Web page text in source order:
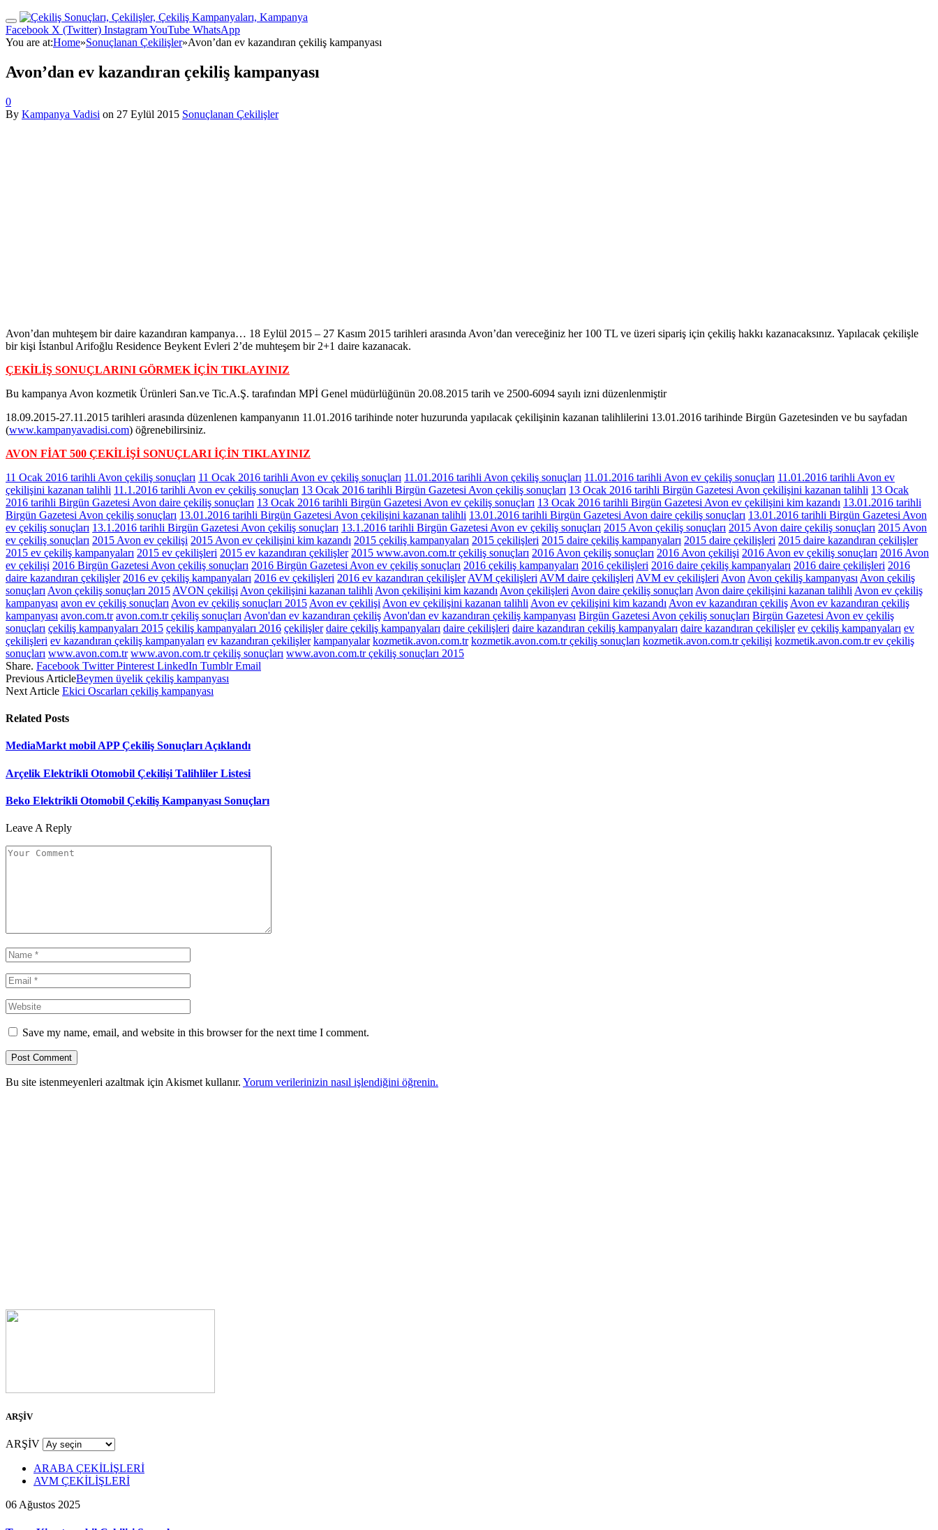
Facebook X (Twitter) InstagramYouTube WhatsApp
You are at:Home»Sonuçlanan Çekilişler»Avon’dan ev kazandıran çekiliş kampanyası
Avon’dan ev kazandıran çekiliş kampanyası
0
By Kampanya Vadisi on 27 Eylül 2015 Sonuçlanan Çekilişler
Avon’dan muhteşem bir daire kazandıran kampanya… 18 Eylül 2015 – 27 Kasım 2015 tarihleri arasında Avon’dan vereceğiniz her 100 TL ve üzeri sipariş için çekiliş hakkı kazanacaksınız. Yapılacak çekilişle
bir kişi İstanbul Arifoğlu Residence Beykent Evleri 2’de muhteşem bir 2+1 daire kazanacak.
ÇEKİLİŞ SONUÇLARINI GÖRMEK İÇİN TIKLAYINIZ
Bu kampanya Avon kozmetik Ürünleri San.ve Tic.A.Ş. tarafından MPİ Genel müdürlüğünün 20.08.2015 tarih ve 2500-6094 sayılı izni düzenlenmiştir
18.09.2015-27.11.2015 tarihleri arasında düzenlenen kampanyanın 11.01.2016 tarihinde noter huzurunda yapılacak çekilişinin kazanan talihlilerini 13.01.2016 tarihinde Birgün Gazetesinden ve bu sayfadan
(www.kampanyavadisi.com) öğrenebilirsiniz.
AVON FİAT 500 ÇEKİLİŞİ SONUÇLARI İÇİN TIKLAYINIZ
11 Ocak 2016 tarihli Avon çekiliş sonuçları 11 Ocak 2016 tarihli Avon ev çekiliş sonuçları 11.01.2016 tarihli Avon çekiliş sonuçları 11.01.2016 tarihli Avon ev çekiliş sonuçları 11.01.2016 tarihli Avon ev
çekilişini kazanan talihli 11.1.2016 tarihli Avon ev çekiliş sonuçları 13 Ocak 2016 tarihli Birgün Gazetesi Avon çekiliş sonuçları 13 Ocak 2016 tarihli Birgün Gazetesi Avon çekilişini kazanan talihli 13 Ocak
2016 tarihli Birgün Gazetesi Avon daire çekiliş sonuçları 13 Ocak 2016 tarihli Birgün Gazetesi Avon ev çekiliş sonuçları 13 Ocak 2016 tarihli Birgün Gazetesi Avon ev çekilişini kim kazandı 13.01.2016 tarihli
Birgün Gazetesi Avon çekiliş sonuçları 13.01.2016 tarihli Birgün Gazetesi Avon çekilişini kazanan talihli 13.01.2016 tarihli Birgün Gazetesi Avon daire çekiliş sonuçları 13.01.2016 tarihli Birgün Gazetesi Avon
ev çekiliş sonuçları 13.1.2016 tarihli Birgün Gazetesi Avon çekiliş sonuçları 13.1.2016 tarihli Birgün Gazetesi Avon ev çekiliş sonuçları 2015 Avon çekiliş sonuçları 2015 Avon daire çekiliş sonuçları 2015 Avon
ev çekiliş sonuçları 2015 Avon ev çekilişi 2015 Avon ev çekilişini kim kazandı 2015 çekiliş kampanyaları 2015 çekilişleri 2015 daire çekiliş kampanyaları 2015 daire çekilişleri 2015 daire kazandıran çekilişler
2015 ev çekiliş kampanyaları 2015 ev çekilişleri 2015 ev kazandıran çekilişler 2015 www.avon.com.tr çekiliş sonuçları 2016 Avon çekiliş sonuçları 2016 Avon çekilişi 2016 Avon ev çekiliş sonuçları 2016 Avon
ev çekilişi 2016 Birgün Gazetesi Avon çekiliş sonuçları 2016 Birgün Gazetesi Avon ev çekiliş sonuçları 2016 çekiliş kampanyaları 2016 çekilişleri 2016 daire çekiliş kampanyaları 2016 daire çekilişleri 2016
daire kazandıran çekilişler 2016 ev çekiliş kampanyaları 2016 ev çekilişleri 2016 ev kazandıran çekilişler AVM çekilişleri AVM daire çekilişleri AVM ev çekilişleri Avon Avon çekiliş kampanyası Avon çekiliş
sonuçları Avon çekiliş sonuçları 2015 AVON çekilişi Avon çekilişini kazanan talihli Avon çekilişini kim kazandı Avon çekilişleri Avon daire çekiliş sonuçları Avon daire çekilişini kazanan talihli Avon ev çekiliş
kampanyası avon ev çekiliş sonuçları Avon ev çekiliş sonuçları 2015 Avon ev çekilişi Avon ev çekilişini kazanan talihli Avon ev çekilişini kim kazandı Avon ev kazandıran çekiliş Avon ev kazandıran çekiliş
kampanyası avon.com.tr avon.com.tr çekiliş sonuçları Avon'dan ev kazandıran çekiliş Avon'dan ev kazandıran çekiliş kampanyası Birgün Gazetesi Avon çekiliş sonuçları Birgün Gazetesi Avon ev çekiliş
sonuçları çekiliş kampanyaları 2015 çekiliş kampanyaları 2016 çekilişler daire çekiliş kampanyaları daire çekilişleri daire kazandıran çekiliş kampanyaları daire kazandıran çekilişler ev çekiliş kampanyaları ev
çekilişleri ev kazandıran çekiliş kampanyaları ev kazandıran çekilişler kampanyalar kozmetik.avon.com.tr kozmetik.avon.com.tr çekiliş sonuçları kozmetik.avon.com.tr çekilişi kozmetik.avon.com.tr ev çekiliş
sonuçları www.avon.com.tr www.avon.com.tr çekiliş sonuçları www.avon.com.tr çekiliş sonuçları 2015
Share. Facebook Twitter Pinterest LinkedIn Tumblr Email
Previous ArticleBeymen üyelik çekiliş kampanyası
Next Article Ekici Oscarları çekiliş kampanyası
Related Posts
MediaMarkt mobil APP Çekiliş Sonuçları Açıklandı
Arçelik Elektrikli Otomobil Çekilişi Talihliler Listesi
Beko Elektrikli Otomobil Çekiliş Kampanyası Sonuçları
Leave A Reply
Save my name, email, and website in this browser for the next time I comment.
Bu site istenmeyenleri azaltmak için Akismet kullanır. Yorum verilerinizin nasıl işlendiğini öğrenin.
ARŞİV
ARŞİV
ARABA ÇEKİLİŞLERİ
AVM ÇEKİLİŞLERİ
06 Ağustos 2025